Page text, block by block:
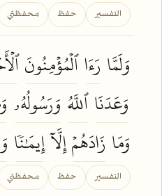
التفسير حفظ محفظتي
وَلَمَّا رَءَاٱلۡمُؤۡمِنُونَ
وَعَدَنَاٱللَّهُ وَرَسُولُهُۥ
وَمَا زَادَهُمۡإِلَّآإِيمَٰنٗا
التفسير حفظ محفظتي